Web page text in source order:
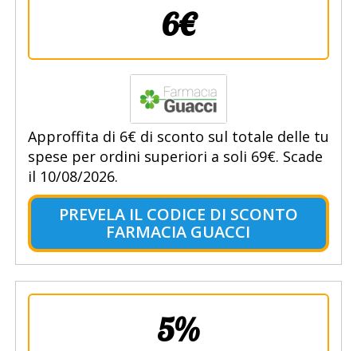
6€
Approffita di 6€ di sconto sul totale delle tu
spese per ordini superiori a soli 69€. Scade
il 10/08/2026.
PREVELA IL CODICE DI SCONTO
FARMACIA GUACCI
5%